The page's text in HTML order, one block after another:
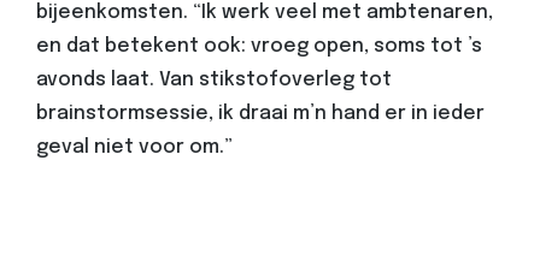
bijeenkomsten. “Ik werk veel met ambtenaren,
en dat betekent ook: vroeg open, soms tot ’s
avonds laat. Van stikstofoverleg tot
brainstormsessie, ik draai m’n hand er in ieder
geval niet voor om.”